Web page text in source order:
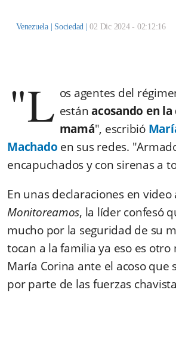
Sociedad |02 Dic 2024 - 02:12:16
"L os agentes del
estánacosando en la
mamá", escribió
Machado en sus redes.
encapuchados y con sirenas a
En unas declaraciones en
Monitoreamos, la líder confesó
mucho por la seguridad de su
tocan a la familia ya eso es otro
María Corina ante el acoso que
por parte de las fuerzas